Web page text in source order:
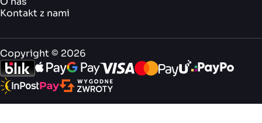
Kontakt z nami
Copyright © 2026
Obsługujemy: